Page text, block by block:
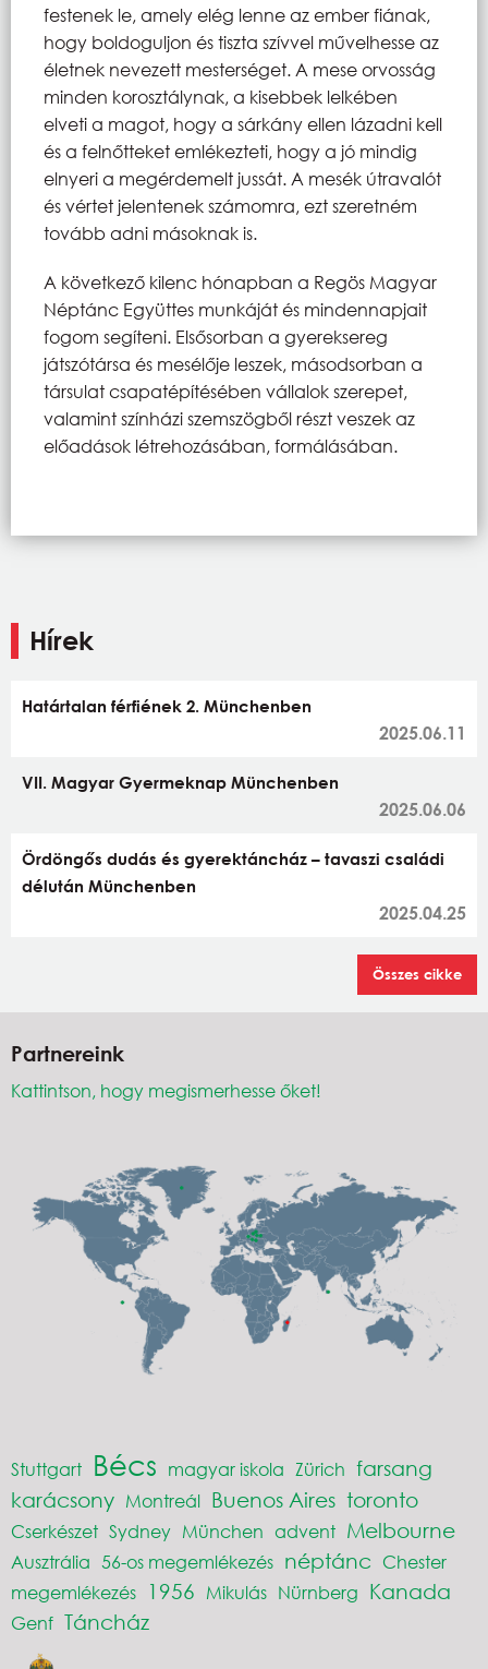
festenek le, amely elég lenne az ember fiának,
hogy boldoguljon és tiszta szívvel művelhesse az
életnek nevezett mesterséget. A mese orvosság
minden korosztálynak, a kisebbek lelkében
elveti a magot, hogy a sárkány ellen lázadni kell
és a felnőtteket emlékezteti, hogy a jó mindig
elnyeri a megérdemelt jussát. A mesék útravalót
és vértet jelentenek számomra, ezt szeretném
tovább adni másoknak is.
A következő kilenc hónapban a Regös Magyar
Néptánc Együttes munkáját és mindennapjait
fogom segíteni. Elsősorban a gyereksereg
játszótársa és mesélője leszek, másodsorban a
társulat csapatépítésében vállalok szerepet,
valamint színházi szemszögből részt veszek az
előadások létrehozásában, formálásában.
Hírek
Határtalan férfiének 2. Münchenben
2025.06.11
VII. Magyar Gyermeknap Münchenben
2025.06.06
Ördöngős dudás és gyerektáncház – tavaszi családi
délután Münchenben
2025.04.25
Összes cikke
Partnereink
Kattintson, hogy megismerhesse őket!
Stuttgart Bécs magyar iskola Zürich farsang
karácsony Montreál Buenos Aires toronto
Cserkészet Sydney München advent Melbourne
Ausztrália 56-os megemlékezés néptánc Chester
megemlékezés
1956 Mikulás Nürnberg Kanada
Genf Táncház